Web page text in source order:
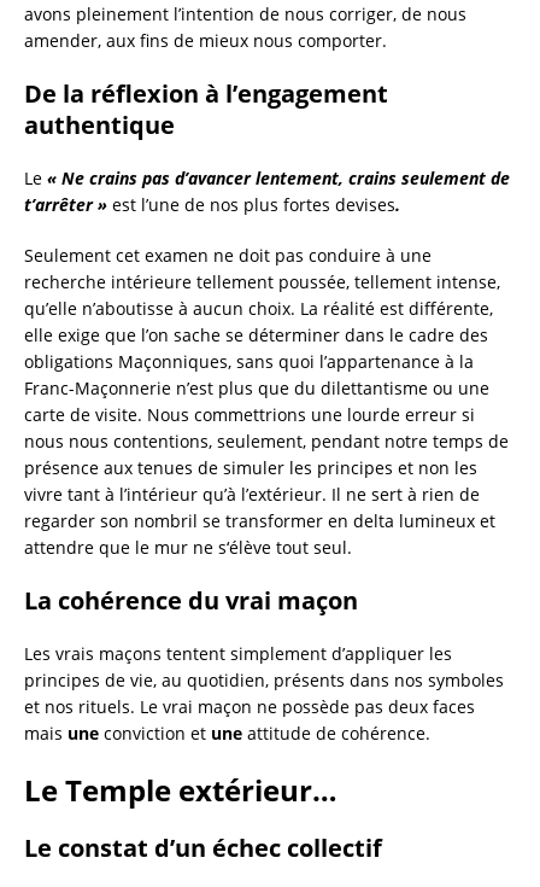
avons pleinement l’intention de nous corriger, de nous
amender, aux fins de mieux nous comporter.
De la réflexion à l’engagement
authentique
Le « Ne crains pas d’avancer lentement, crains seulement de
t’arrêter » est l’une de nos plus fortes devises.
Seulement cet examen ne doit pas conduire à une
recherche intérieure tellement poussée, tellement intense,
qu’elle n’aboutisse à aucun choix. La réalité est différente,
elle exige que l’on sache se déterminer dans le cadre des
obligations Maçonniques, sans quoi l’appartenance à la
Franc-Maçonnerie n’est plus que du dilettantisme ou une
carte de visite. Nous commettrions une lourde erreur si
nous nous contentions, seulement, pendant notre temps de
présence aux tenues de simuler les principes et non les
vivre tant à l’intérieur qu’à l’extérieur. Il ne sert à rien de
regarder son nombril se transformer en delta lumineux et
attendre que le mur ne s‘élève tout seul.
La cohérence du vrai maçon
Les vrais maçons tentent simplement d’appliquer les
principes de vie, au quotidien, présents dans nos symboles
et nos rituels. Le vrai maçon ne possède pas deux faces
mais une conviction et une attitude de cohérence.
Le Temple extérieur…
Le constat d’un échec collectif